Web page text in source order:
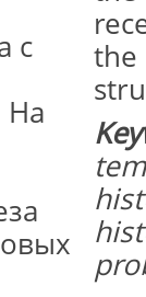
с
На
the